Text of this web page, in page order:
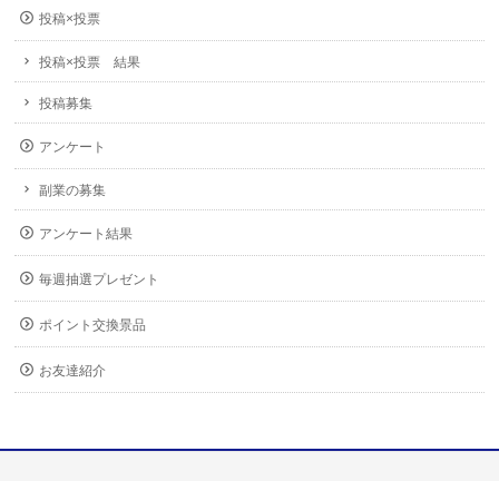
投稿×投票
投稿×投票 結果
投稿募集
アンケート
副業の募集
アンケート結果
毎週抽選プレゼント
ポイント交換景品
お友達紹介